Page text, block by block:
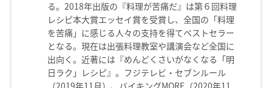
る。2018年出版の『料理が苦痛だ』は第６回料理
レシピ本大賞エッセイ賞を受賞し、全国の「料理
を苦痛」に感じる人々の支持を得てベストセラー
となる。現在は出張料理教室や講演会など全国に
出向く。近著には『めんどくさいがなくなる「明
日ラク」レシピ』。フジテレビ・セブンルール